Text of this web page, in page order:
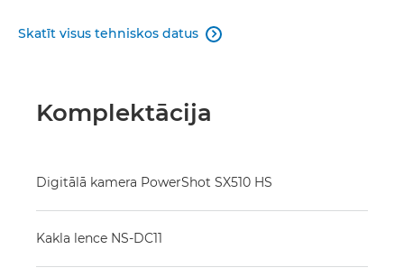
Skatīt visus tehniskos datus 
Komplektācija
Digitālā kamera PowerShot SX510 HS
Kakla lence NS-DC11